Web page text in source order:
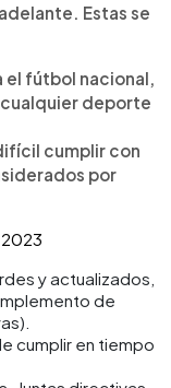
Estas se
el fútbol nacional,
cualquier deporte
cumplir con
por
y actualizados,
de
cumplir en tiempo